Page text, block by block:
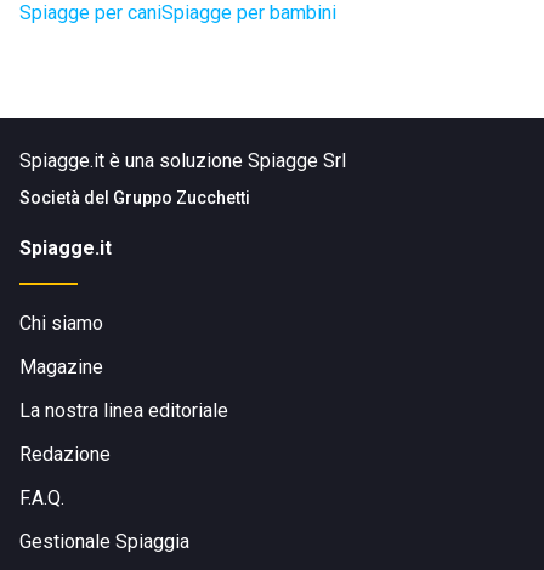
Spiagge per caniSpiagge per bambini
Spiagge.it è una soluzione Spiagge Srl
Società del Gruppo Zucchetti
Spiagge.it
Chi siamo
Magazine
La nostra linea editoriale
Redazione
F.A.Q.
Gestionale Spiaggia